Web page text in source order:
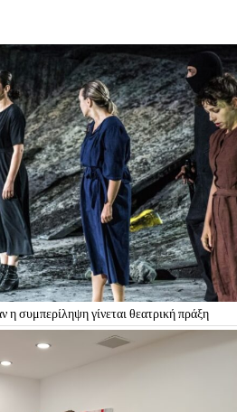
συμπερίληψη γίνεται θεατρική πράξη